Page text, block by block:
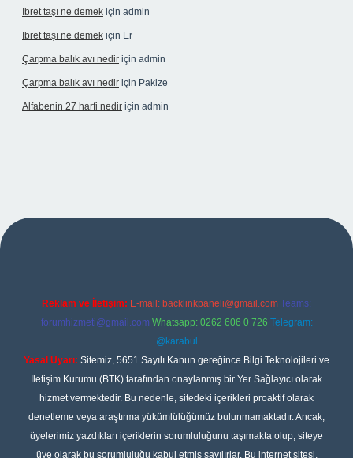
Ibret taşı ne demek için admin
Ibret taşı ne demek için Er
Çarpma balık avı nedir için admin
Çarpma balık avı nedir için Pakize
Alfabenin 27 harfi nedir için admin
Reklam ve İletişim: E-mail: backlinkpaneli@gmail.com Teams:
forumhizmeti@gmail.com Whatsapp: 0262 606 0 726 Telegram:
@karabul
Yasal Uyarı: Sitemiz, 5651 Sayılı Kanun gereğince Bilgi Teknolojileri ve
İletişim Kurumu (BTK) tarafından onaylanmış bir Yer Sağlayıcı olarak
hizmet vermektedir. Bu nedenle, sitedeki içerikleri proaktif olarak
denetleme veya araştırma yükümlülüğümüz bulunmamaktadır. Ancak,
üyelerimiz yazdıkları içeriklerin sorumluluğunu taşımakta olup, siteye
üye olarak bu sorumluluğu kabul etmiş sayılırlar. Bu internet sitesi,